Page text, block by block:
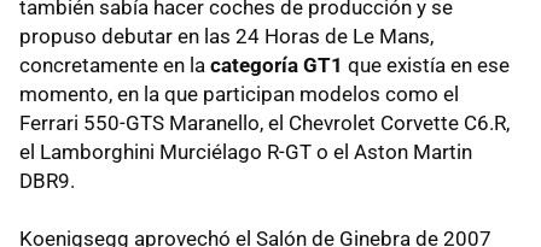
también sabía hacer coches de producción y se
propuso debutar en las 24 Horas de Le Mans,
concretamente en la categoría GT1 que existía en ese
momento, en la que participan modelos como el
Ferrari 550-GTS Maranello, el Chevrolet Corvette C6.R,
el Lamborghini Murciélago R-GT o el Aston Martin
DBR9.
Koenigsegg aprovechó el Salón de Ginebra de 2007